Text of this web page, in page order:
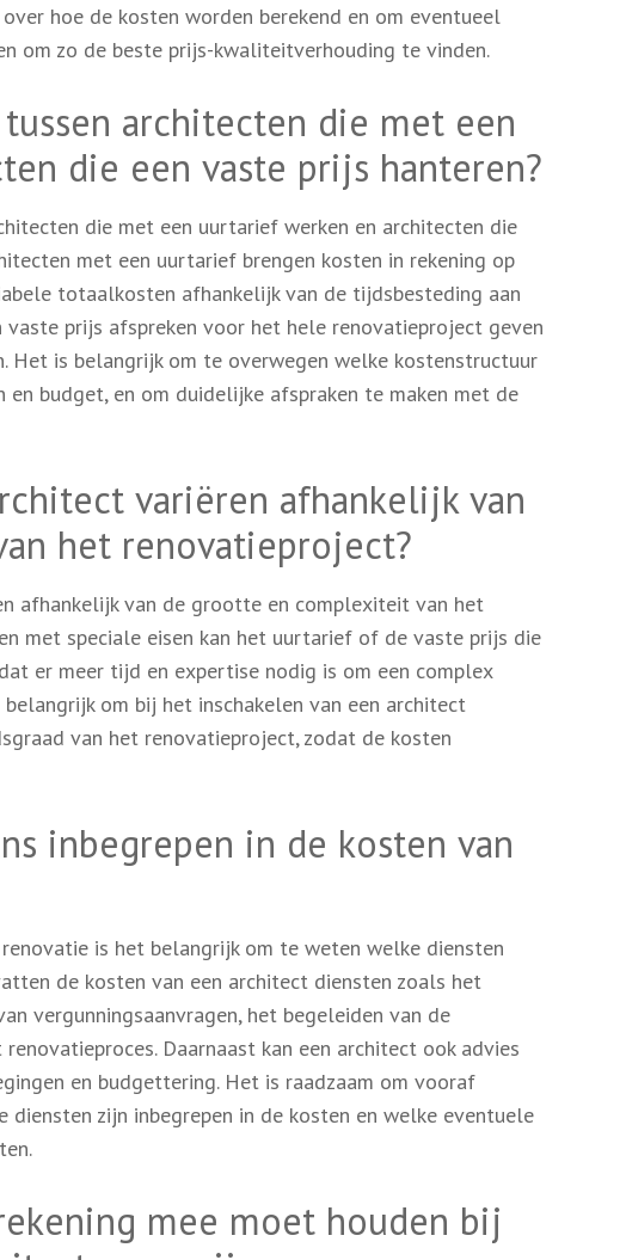
hoe de kosten worden berekend en om eventueel
om zo de beste prijs-kwaliteitverhouding te vinden.
architecten die met een
die een vaste prijs hanteren?
die met een uurtarief werken en architecten die
met een uurtarief brengen kosten in rekening op
totaalkosten afhankelijk van de tijdsbesteding aan
prijs afspreken voor het hele renovatieproject geven
is belangrijk om te overwegen welke kostenstructuur
budget, en om duidelijke afspraken te maken met de
variëren afhankelijk van
het renovatieproject?
afhankelijk van de grootte en complexiteit van het
met speciale eisen kan het uurtarief of de vaste prijs die
er meer tijd en expertise nodig is om een complex
om bij het inschakelen van een architect
van het renovatieproject, zodat de kosten
inbegrepen in de kosten van
is het belangrijk om te weten welke diensten
de kosten van een architect diensten zoals het
vergunningsaanvragen, het begeleiden van de
Daarnaast kan een architect ook advies
en budgettering. Het is raadzaam om vooraf
zijn inbegrepen in de kosten en welke eventuele
mee moet houden bij